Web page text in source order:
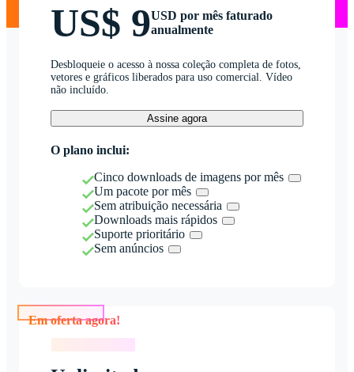
US$ 9USD por mês faturado
anualmente
Desbloqueie o acesso à nossa coleção completa de fotos,
vetores e gráficos liberados para uso comercial. Vídeo
não incluído.
Assine agora
O plano inclui:
Cinco downloads de imagens por mês
Um pacote por mês
Sem atribuição necessária
Downloads mais rápidos
Suporte prioritário
Sem anúncios